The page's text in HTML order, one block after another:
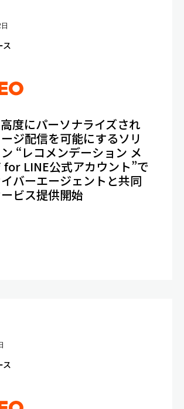
ス
度にパーソナライズされ
ジ配信を可能にするソリ
“レコメンデーション メ
for LINE公式アカウント”で
バーエージェントと共同
ビス提供開始
ス